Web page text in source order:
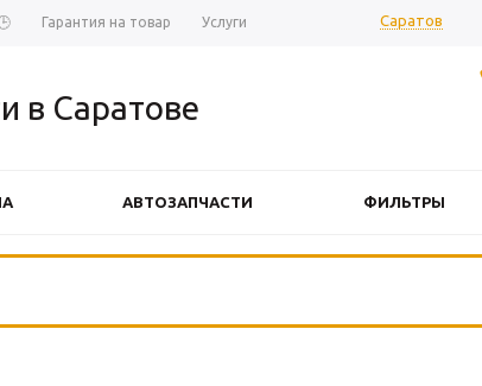
Гарантия на товар Услуги Саратов
в Саратове
АВТОЗАПЧАСТИ ФИЛЬТРЫ